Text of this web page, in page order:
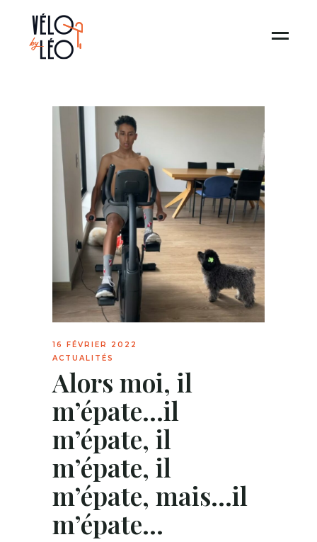
16 FÉVRIER 2022
ACTUALITÉS
Alors moi, il
m’épate…il
m’épate, il
m’épate, il
m’épate, mais…il
m’épate…